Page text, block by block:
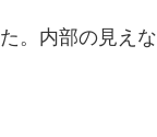
。内部の見えな